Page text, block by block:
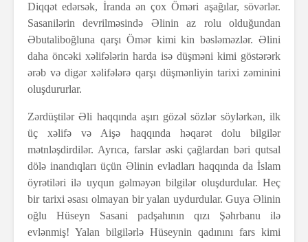
Diqqət edərsək, İranda ən çox Öməri aşağılar, sövərlər.
Sasanilərin devrilməsində Əlinin az rolu olduğundan
Əbutaliboğluna qarşı Ömər kimi kin bəsləməzlər. Əlini
daha öncəki xəlifələrin harda isə düşməni kimi göstərərk
ərəb və digər xəlifələrə qarşı düşmənliyin tarixi zəminini
oluşdururlar.
Zərdüştilər Əli haqqında aşırı gözəl sözlər söylərkən, ilk
üç xəlifə və Aişə haqqında həqarət dolu bilgilər
mətnləşdirdilər. Ayrıca, farslar əski çağlardan bəri qutsal
dölə inandıqları üçün Əlinin evladları haqqında da İslam
öyrətiləri ilə uyqun gəlməyən bilgilər oluşdurdular. Heç
bir tarixi əsası olmayan bir yalan uydurdular. Guya Əlinin
oğlu Hüseyn Sasani padşahının qızı Şəhrbanu ilə
evlənmiş! Yalan bilgilərlə Hüseynin qadınını fars kimi